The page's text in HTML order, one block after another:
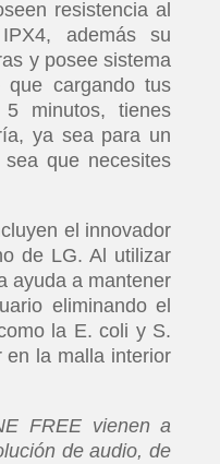
resistencia al
además su
y posee sistema
cargando tus
minutos, tienes
ya sea para un
que necesites
el innovador
de LG. Al utilizar
ayuda a mantener
eliminando el
la E. coli y S.
en la malla interior
FREE vienen a
de audio, de